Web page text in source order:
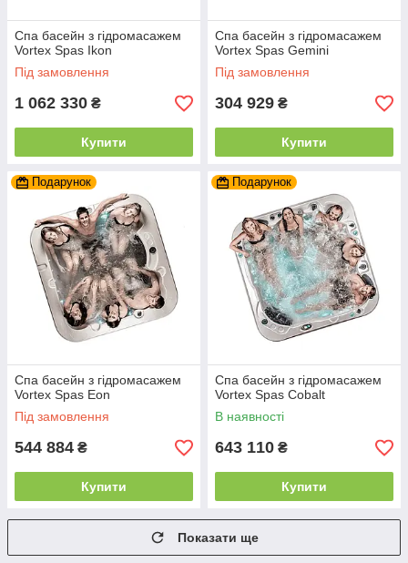
Спа басейн з гідромасажем
Vortex Spas Ikon
Під замовлення
1 062 330 ₴
Купити
Спа басейн з гідромасажем
Vortex Spas Gemini
Під замовлення
304 929 ₴
Купити
Подарунок
Спа басейн з гідромасажем
Vortex Spas Eon
Під замовлення
544 884 ₴
Купити
Подарунок
Спа басейн з гідромасажем
Vortex Spas Cobalt
В наявності
643 110 ₴
Купити
Показати ще